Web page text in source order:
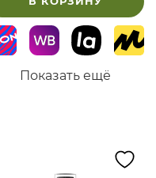
Показать ещё